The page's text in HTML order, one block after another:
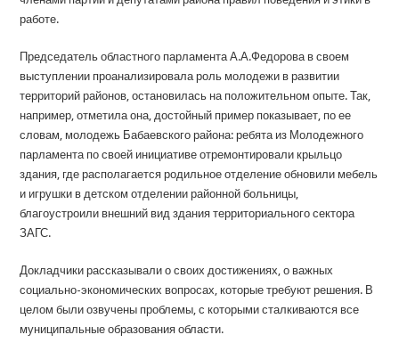
работе.
Председатель областного парламента А.А.Федорова в своем
выступлении проанализировала роль молодежи в развитии
территорий районов, остановилась на положительном опыте. Так,
например, отметила она, достойный пример показывает, по ее
словам, молодежь Бабаевского района: ребята из Молодежного
парламента по своей инициативе отремонтировали крыльцо
здания, где располагается родильное отделение обновили мебель
и игрушки в детском отделении районной больницы,
благоустроили внешний вид здания территориального сектора
ЗАГС.
Докладчики рассказывали о своих достижениях, о важных
социально-экономических вопросах, которые требуют решения. В
целом были озвучены проблемы, с которыми сталкиваются все
муниципальные образования области.